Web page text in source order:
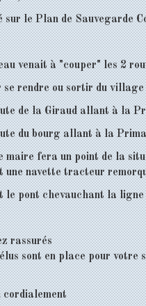
sur le Plan de Sauvegarde
venait à "couper" les 2
se rendre ou sortir du
de la Giraud allant à la
du bourg allant à la
maire fera un point de la
une navette tracteur
le pont chevauchant la
rassurés
sont en place pour votre
cordialement